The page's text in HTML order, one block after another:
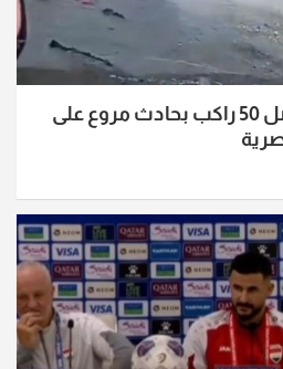
بالفديو.. نجاة 8 من أصل 50 راكب بحادث مروع على